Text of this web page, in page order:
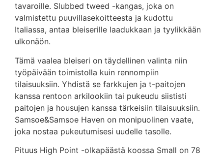
tavaroille. Slubbed tweed -kangas, joka on
valmistettu puuvillasekoitteesta ja kudottu
Italiassa, antaa bleiserille laadukkaan ja tyylikkään
ulkonäön.
Tämä vaalea bleiseri on täydellinen valinta niin
työpäivään toimistolla kuin rennompiin
tilaisuuksiin. Yhdistä se farkkujen ja t-paitojen
kanssa rentoon arkilookiin tai pukeudu siististi
paitojen ja housujen kanssa tärkeisiin tilaisuuksiin.
Samsoe&Samsoe Haven on monipuolinen vaate,
joka nostaa pukeutumisesi uudelle tasolle.
Pituus High Point -olkapäästä koossa Small on 78